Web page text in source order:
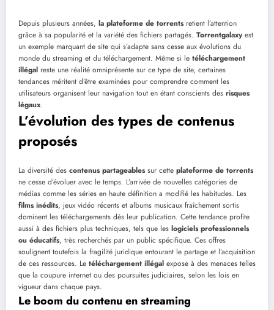
Depuis plusieurs années, la plateforme de torrentsretient l’attention
grâce à sa popularité et la variété des fichiers partagés. Torrentgalaxyest
un exemple marquant de site qui s’adapte sans cesse aux évolutions du
monde du streaming et du téléchargement. Même si le téléchargement
illégal reste une réalité omniprésente sur ce type de site, certaines
tendances méritent d’être examinées pour comprendre comment les
utilisateurs organisent leur navigation tout en étant conscients des risques
légaux.
L’évolution des types de contenus
proposés
La diversité des contenus partageablessur cette plateforme de torrents
ne cesse d’évoluer avec le temps. L’arrivée de nouvelles catégories de
médias comme les séries en haute définition a modifié les habitudes. Les
films inédits, jeux vidéo récents et albums musicaux fraîchement sortis
dominent les téléchargements dès leur publication. Cette tendance profite
aussi à des fichiers plus techniques, tels que les logiciels professionnels
ou éducatifs, très recherchés par un public spécifique. Ces offres
soulignent toutefois la fragilité juridique entourant le partage et l’acquisition
de ces ressources. Le téléchargement illégal expose à des menaces telles
que la coupure internet ou des poursuites judiciaires, selon les lois en
vigueur dans chaque pays.
Le boom du contenu en streaming